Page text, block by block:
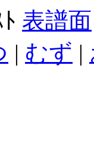
表譜面
| むず |